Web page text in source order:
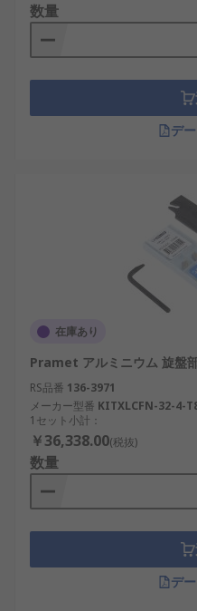
数量
デ
在庫あり
Pramet アルミニウム 旋盤
RS品番 136-3971
メーカー型番 KITXLCFN-32-4-
1セット小計：
￥36,338.00(税抜)
数量
デ